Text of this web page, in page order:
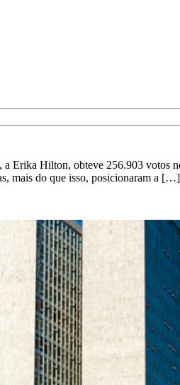
Hilton, obteve 256.903 votos
mais do que isso, posicionaram a […]